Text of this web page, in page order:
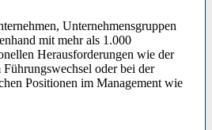
Unternehmensgruppen
mit mehr als 1.000
Herausforderungen wie der
oder bei der
Positionen im Management wie